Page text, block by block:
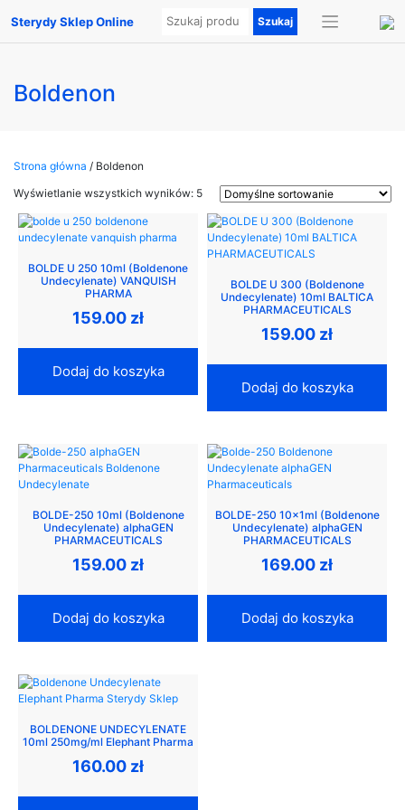
Sterydy Sklep Online
Boldenon
Strona główna / Boldenon
Wyświetlanie wszystkich wyników: 5
BOLDE U 250 10ml (Boldenone
Undecylenate) VANQUISH
PHARMA
159.00 zł
Dodaj do koszyka
BOLDE U 300 (Boldenone
Undecylenate) 10ml BALTICA
PHARMACEUTICALS
159.00 zł
Dodaj do koszyka
BOLDE-250 10ml (Boldenone
Undecylenate) alphaGEN
PHARMACEUTICALS
159.00 zł
Dodaj do koszyka
BOLDE-250 10x1ml (Boldenone
Undecylenate) alphaGEN
PHARMACEUTICALS
169.00 zł
Dodaj do koszyka
BOLDENONE UNDECYLENATE
10ml 250mg/ml Elephant Pharma
160.00 zł